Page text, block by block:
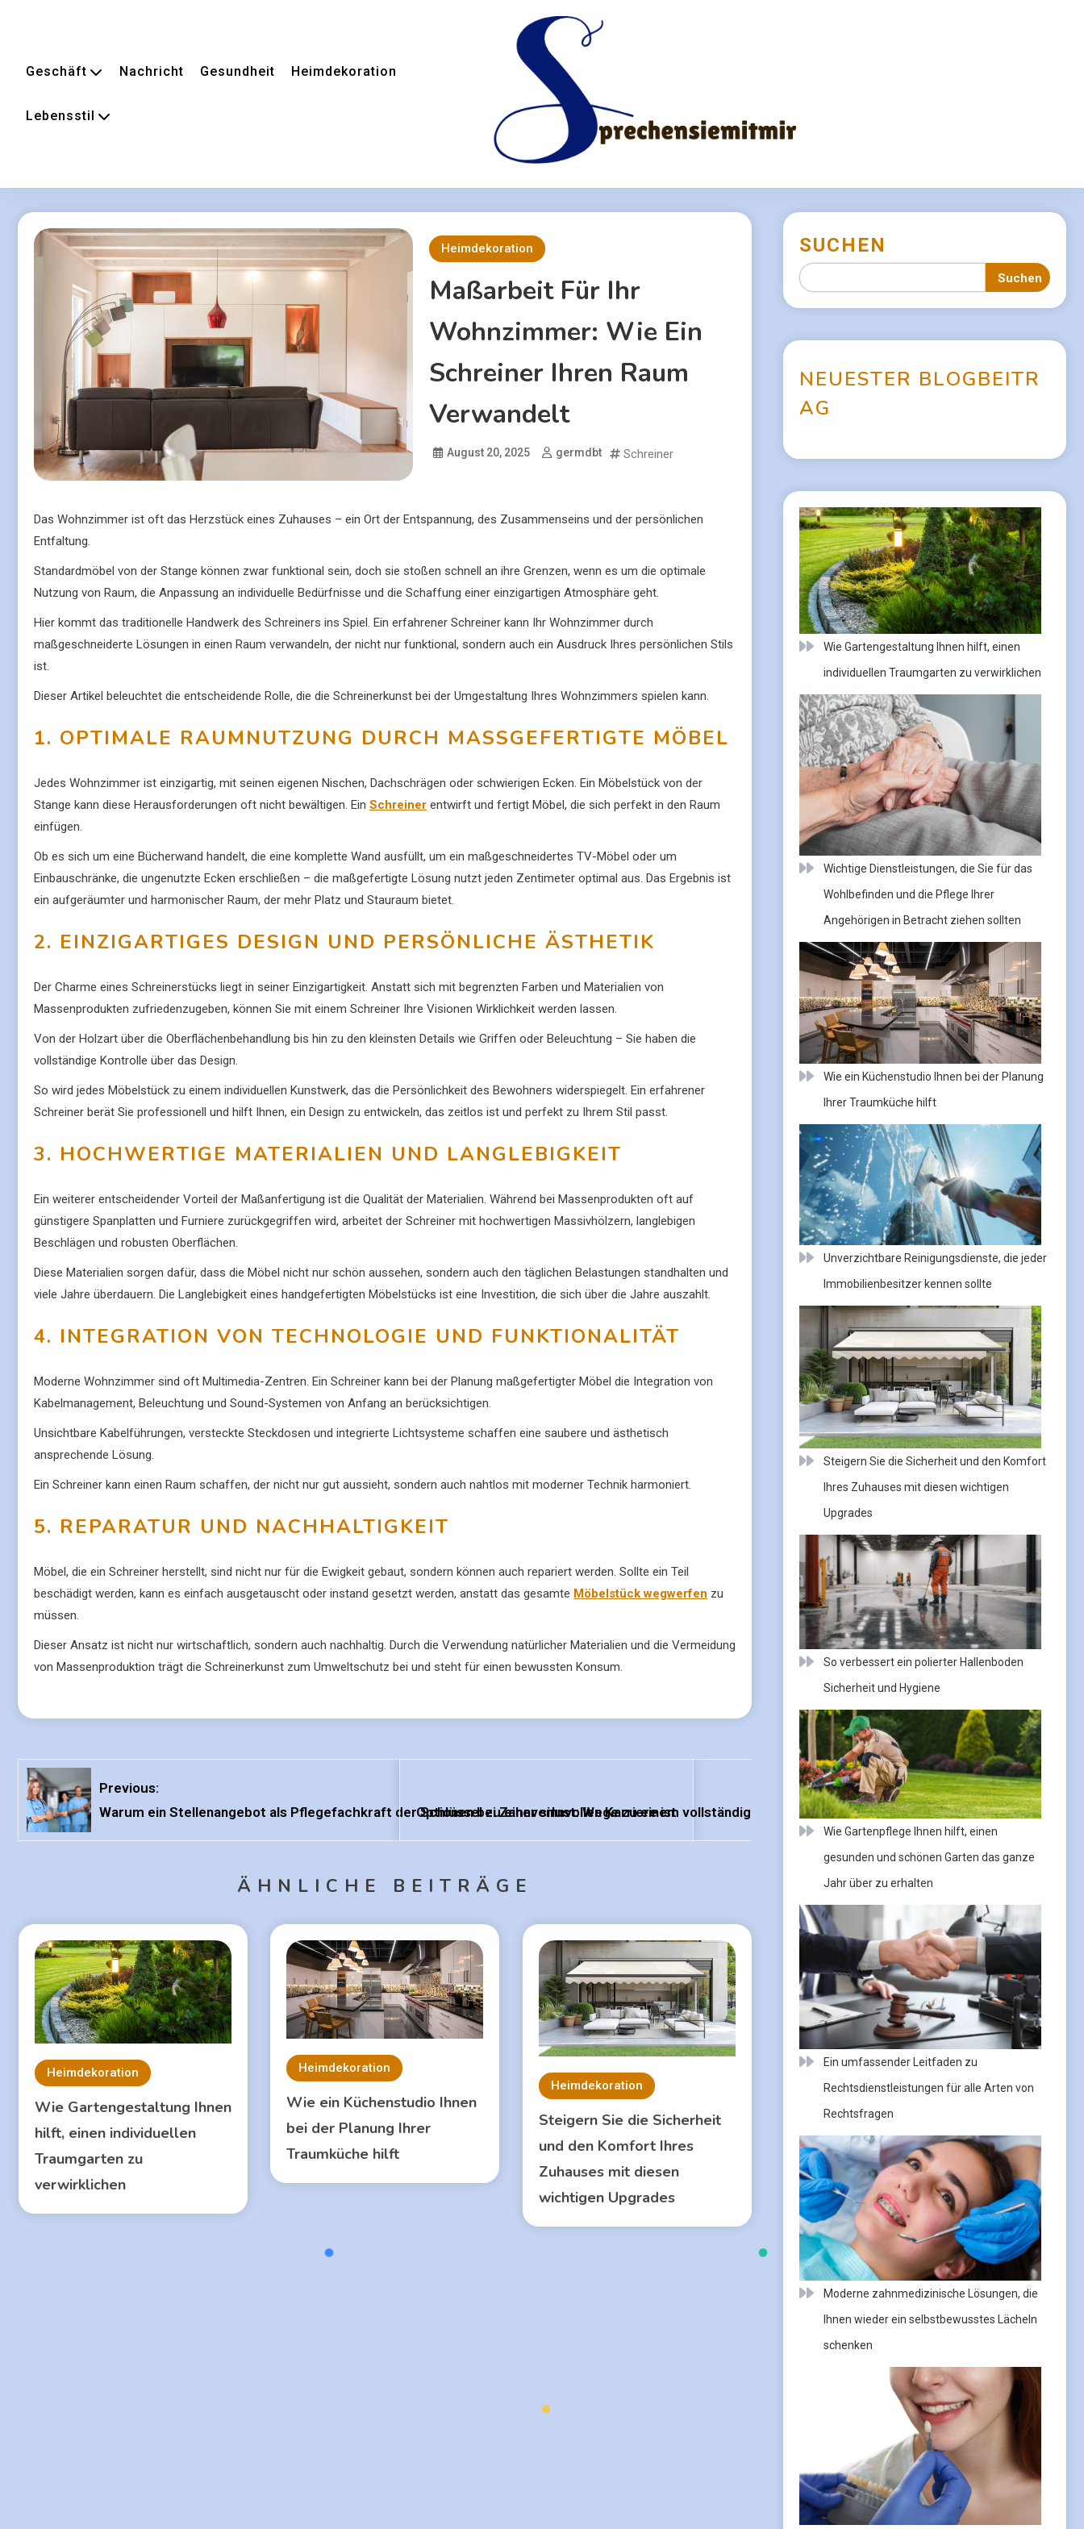
Geschäft Nachricht Gesundheit Heimdekoration
Lebensstil
Heimdekoration
Maßarbeit Für Ihr
Wohnzimmer: Wie Ein
Schreiner Ihren Raum
Verwandelt
August 20, 2025 germdbt Schreiner
Das Wohnzimmer ist oft das Herzstück eines Zuhauses – ein Ort der Entspannung, des Zusammenseins und der persönlichen
Entfaltung.
Standardmöbel von der Stange können zwar funktional sein, doch sie stoßen schnell an ihre Grenzen, wenn es um die optimale
Nutzung von Raum, die Anpassung an individuelle Bedürfnisse und die Schaffung einer einzigartigen Atmosphäre geht.
Hier kommt das traditionelle Handwerk des Schreiners ins Spiel. Ein erfahrener Schreiner kann Ihr Wohnzimmer durch
maßgeschneiderte Lösungen in einen Raum verwandeln, der nicht nur funktional, sondern auch ein Ausdruck Ihres persönlichen Stils
ist.
Dieser Artikel beleuchtet die entscheidende Rolle, die die Schreinerkunst bei der Umgestaltung Ihres Wohnzimmers spielen kann.
1. OPTIMALE RAUMNUTZUNG DURCH MASSGEFERTIGTE MÖBEL
Jedes Wohnzimmer ist einzigartig, mit seinen eigenen Nischen, Dachschrägen oder schwierigen Ecken. Ein Möbelstück von der
Stange kann diese Herausforderungen oft nicht bewältigen. Ein Schreiner entwirft und fertigt Möbel, die sich perfekt in den Raum
einfügen.
Ob es sich um eine Bücherwand handelt, die eine komplette Wand ausfüllt, um ein maßgeschneidertes TV-Möbel oder um
Einbauschränke, die ungenutzte Ecken erschließen – die maßgefertigte Lösung nutzt jeden Zentimeter optimal aus. Das Ergebnis ist
ein aufgeräumter und harmonischer Raum, der mehr Platz und Stauraum bietet.
2. EINZIGARTIGES DESIGN UND PERSÖNLICHE ÄSTHETIK
Der Charme eines Schreinerstücks liegt in seiner Einzigartigkeit. Anstatt sich mit begrenzten Farben und Materialien von
Massenprodukten zufriedenzugeben, können Sie mit einem Schreiner Ihre Visionen Wirklichkeit werden lassen.
Von der Holzart über die Oberflächenbehandlung bis hin zu den kleinsten Details wie Griffen oder Beleuchtung – Sie haben die
vollständige Kontrolle über das Design.
So wird jedes Möbelstück zu einem individuellen Kunstwerk, das die Persönlichkeit des Bewohners widerspiegelt. Ein erfahrener
Schreiner berät Sie professionell und hilft Ihnen, ein Design zu entwickeln, das zeitlos ist und perfekt zu Ihrem Stil passt.
3. HOCHWERTIGE MATERIALIEN UND LANGLEBIGKEIT
Ein weiterer entscheidender Vorteil der Maßanfertigung ist die Qualität der Materialien. Während bei Massenprodukten oft auf
günstigere Spanplatten und Furniere zurückgegriffen wird, arbeitet der Schreiner mit hochwertigen Massivhölzern, langlebigen
Beschlägen und robusten Oberflächen.
Diese Materialien sorgen dafür, dass die Möbel nicht nur schön aussehen, sondern auch den täglichen Belastungen standhalten und
viele Jahre überdauern. Die Langlebigkeit eines handgefertigten Möbelstücks ist eine Investition, die sich über die Jahre auszahlt.
4. INTEGRATION VON TECHNOLOGIE UND FUNKTIONALITÄT
Moderne Wohnzimmer sind oft Multimedia-Zentren. Ein Schreiner kann bei der Planung maßgefertigter Möbel die Integration von
Kabelmanagement, Beleuchtung und Sound-Systemen von Anfang an berücksichtigen.
Unsichtbare Kabelführungen, versteckte Steckdosen und integrierte Lichtsysteme schaffen eine saubere und ästhetisch
ansprechende Lösung.
Ein Schreiner kann einen Raum schaffen, der nicht nur gut aussieht, sondern auch nahtlos mit moderner Technik harmoniert.
5. REPARATUR UND NACHHALTIGKEIT
Möbel, die ein Schreiner herstellt, sind nicht nur für die Ewigkeit gebaut, sondern können auch repariert werden. Sollte ein Teil
beschädigt werden, kann es einfach ausgetauscht oder instand gesetzt werden, anstatt das gesamte Möbelstück wegwerfen zu
müssen.
Dieser Ansatz ist nicht nur wirtschaftlich, sondern auch nachhaltig. Durch die Verwendung natürlicher Materialien und die Vermeidung
von Massenproduktion trägt die Schreinerkunst zum Umweltschutz bei und steht für einen bewussten Konsum.
Previous:
Warum ein Stellenangebot als Pflegefachkraft der Schlüssel zu einer sinnvollen Karriere ist
Next:
Optionen bei Zahnverlust: Wege zu einem vollständigen Lächeln
ÄHNLICHE BEITRÄGE
Heimdekoration
Wie Gartengestaltung Ihnen
hilft, einen individuellen
Traumgarten zu
verwirklichen
Heimdekoration
Wie ein Küchenstudio Ihnen
bei der Planung Ihrer
Traumküche hilft
Heimdekoration
Steigern Sie die Sicherheit
und den Komfort Ihres
Zuhauses mit diesen
wichtigen Upgrades
SUCHEN
Suchen
NEUESTER BLOGBEITR
AG
Wie Gartengestaltung Ihnen hilft, einen
individuellen Traumgarten zu verwirklichen
Wichtige Dienstleistungen, die Sie für das
Wohlbefinden und die Pflege Ihrer
Angehörigen in Betracht ziehen sollten
Wie ein Küchenstudio Ihnen bei der Planung
Ihrer Traumküche hilft
Unverzichtbare Reinigungsdienste, die jeder
Immobilienbesitzer kennen sollte
Steigern Sie die Sicherheit und den Komfort
Ihres Zuhauses mit diesen wichtigen
Upgrades
So verbessert ein polierter Hallenboden
Sicherheit und Hygiene
Wie Gartenpflege Ihnen hilft, einen
gesunden und schönen Garten das ganze
Jahr über zu erhalten
Ein umfassender Leitfaden zu
Rechtsdienstleistungen für alle Arten von
Rechtsfragen
Moderne zahnmedizinische Lösungen, die
Ihnen wieder ein selbstbewusstes Lächeln
schenken